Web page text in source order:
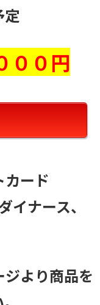
定
００円
ード
イナース、
より商品を